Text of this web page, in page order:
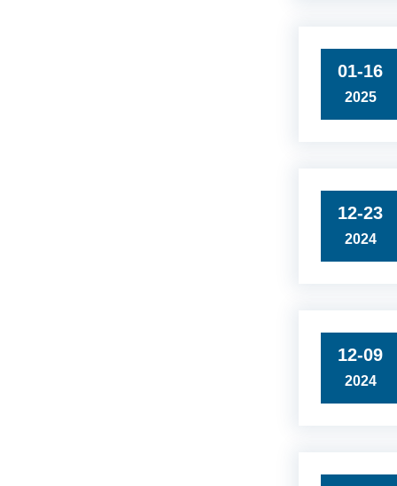
01-16
2025
12-23
2024
12-09
2024